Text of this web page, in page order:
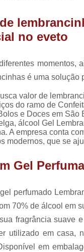
no eveto
momentos,
é uma solução
valor de
do ramo de
e Doces em São
álcool Gel
A empresa conta
modernos, que se
Gel
perfumado
70% de álcool em
fragrância suave
utilizado em casa,
em